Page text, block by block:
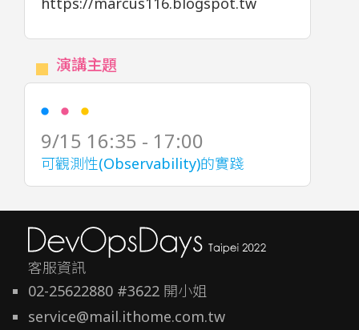
演講主題
9/15 16:35 - 17:00
可觀測性(Observability)的實踐
客服資訊
02-25622880 #3622 開小姐
service@mail.ithome.com.tw